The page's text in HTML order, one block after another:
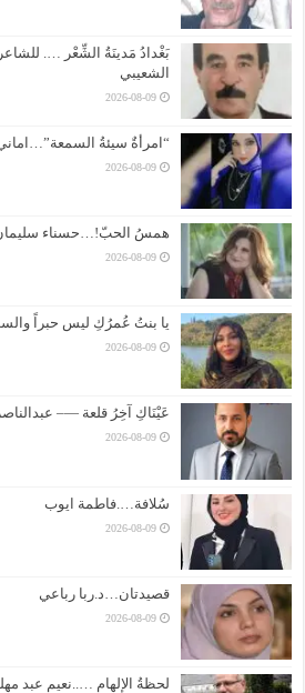
بَغْدادُ مَدينَةُ الشِّعْر …. للشاعر
الشعيبي
2026-08-09
“امرأةٌ سيئةُ السمعة”…اماني
2026-08-09
همسُ الحبّ!…حسناء
2026-08-09
يا بنتُ عُمرُكِ ليس حبراً
2026-08-09
عَيْنَاكِ آخِرُ قلعة —–
2026-08-09
سُلافة….فاطمة ايوب
2026-08-09
قصيدتان…د.ربا رباعي
2026-08-09
لحظةُ الإلهامِ …..نعيم عبد